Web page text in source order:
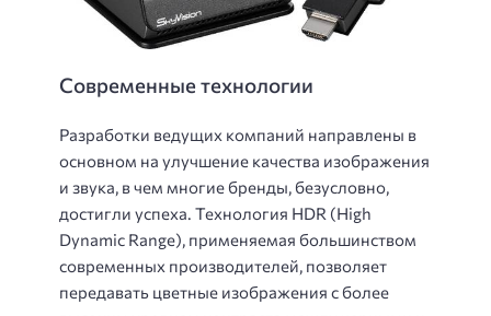
Современные технологии
Разработки ведущих компаний направлены в
основном на улучшение качества изображения
и звука, в чем многие бренды, безусловно,
достигли успеха. Технология HDR (High
Dynamic Range), применяемая большинством
современных производителей, позволяет
передавать цветные изображения с более